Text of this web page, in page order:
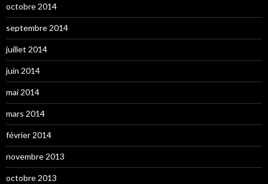
octobre 2014
septembre 2014
juillet 2014
juin 2014
mai 2014
mars 2014
février 2014
novembre 2013
octobre 2013